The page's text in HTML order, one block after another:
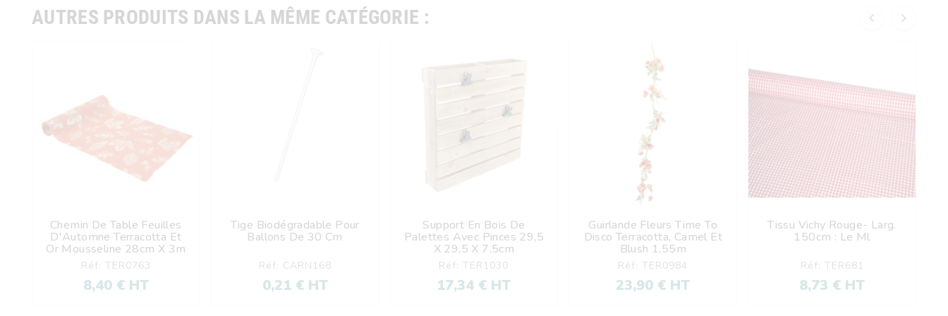
AUTRES PRODUITS DANS LA MÊME CATÉGORIE :  
  
Chemin De Table Feuilles
D'Automne Terracotta Et
Or Mousseline 28cm X 3m
Réf: TER0763
8,40 € HT
  
Tige Biodégradable Pour
Ballons De 30 Cm
Réf: CARN168
0,21 € HT
  
Support En Bois De
Palettes Avec Pinces 29,5
X 29,5 X 7,5cm
Réf: TER1030
17,34 € HT
  
Guirlande Fleurs Time To
Disco Terracotta, Camel Et
Blush 1,55m
Réf: TER0984
23,90 € HT
  
Tissu Vichy Rouge- Larg.
150cm : Le Ml
Réf: TER681
8,73 € HT